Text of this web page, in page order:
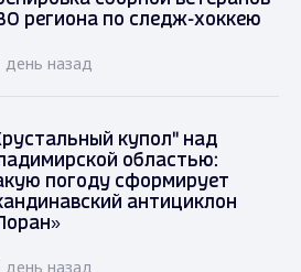
региона по следж-хоккею
день назад
купол" над
областью:
погоду сформирует
антициклон
день назад